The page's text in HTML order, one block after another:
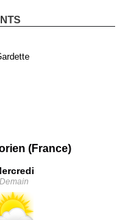
(France)
Demain